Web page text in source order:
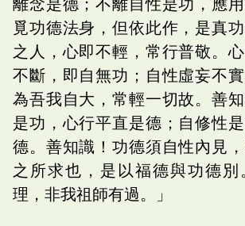
離念是德；不離自性是功，應
覓功德法身，但依此作，是真
之人，心即不輕，常行普敬。
不斷，即自無功；自性虛妄不
為吾我自大，常輕一切故。善
是功，心行平直是德；自修性
德。善知識！功德須自性內見
之所求也，是以福德與功德別
理，非我祖師有過。」